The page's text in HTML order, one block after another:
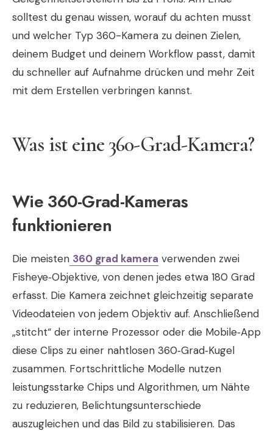
solltest du genau wissen, worauf du achten musst
und welcher Typ 360-Kamera zu deinen Zielen,
deinem Budget und deinem Workflow passt, damit
du schneller auf Aufnahme drücken und mehr Zeit
mit dem Erstellen verbringen kannst.
Was ist eine 360-Grad-Kamera?
Wie 360-Grad-Kameras
funktionieren
Die meisten 360 grad kamera verwenden zwei
Fisheye‑Objektive, von denen jedes etwa 180 Grad
erfasst. Die Kamera zeichnet gleichzeitig separate
Videodateien von jedem Objektiv auf. Anschließend
„stitcht“ der interne Prozessor oder die Mobile‑App
diese Clips zu einer nahtlosen 360‑Grad‑Kugel
zusammen. Fortschrittliche Modelle nutzen
leistungsstarke Chips und Algorithmen, um Nähte
zu reduzieren, Belichtungsunterschiede
auszugleichen und das Bild zu stabilisieren. Das